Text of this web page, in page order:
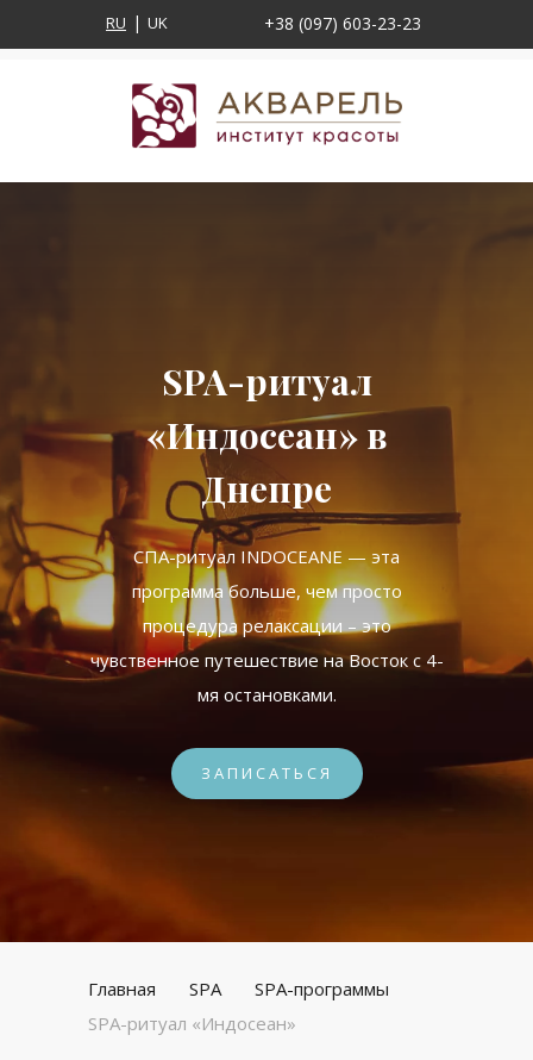
RU UK +38 (097) 603-23-23
SPA-ритуал
«Индосеан» в
Днепре
СПА-ритуал INDOCEANE — эта
программа больше, чем просто
процедура релаксации – это
чувственное путешествие на Восток с 4-
мя остановками.
ЗАПИСАТЬСЯ
Главная SPA
SPA-программы
SPA-ритуал «Индосеан»